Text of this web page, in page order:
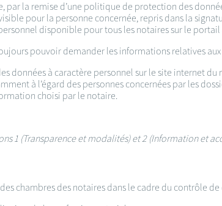
par la remise d’une politique de protection des
pour la personne concernée, repris dans la
disponible pour tous les notaires sur le portail
pouvoir demander les informations relatives
données à caractère personnel sur le site internet
à l’égard des personnes concernées par les
choisi par le notaire.
1 (Transparence et modalités) et 2 (Information et
chambres des notaires dans le cadre du contrôle